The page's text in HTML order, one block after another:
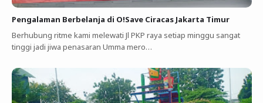
Pengalaman Berbelanja di O!Save Ciracas Jakarta Timur
Berhubung ritme kami melewati Jl PKP raya setiap minggu sangat
tinggi jadi jiwa penasaran Umma mero…